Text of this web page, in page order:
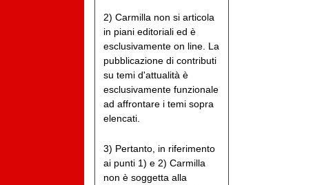
2) Carmilla non si articola
in piani editoriali ed è
esclusivamente on line. La
pubblicazione di contributi
su temi d'attualità è
esclusivamente funzionale
ad affrontare i temi sopra
elencati.
3) Pertanto, in riferimento
ai punti 1) e 2) Carmilla
non è soggetta alla